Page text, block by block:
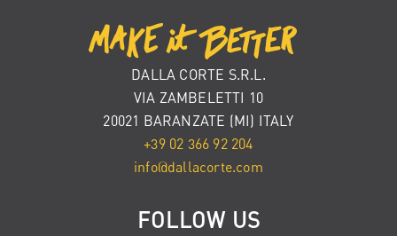
DALLA CORTE S.R.L.
VIA ZAMBELETTI 10
20021 BARANZATE (MI) ITALY
+39 02 366 92 204
info@dallacorte.com
FOLLOW US